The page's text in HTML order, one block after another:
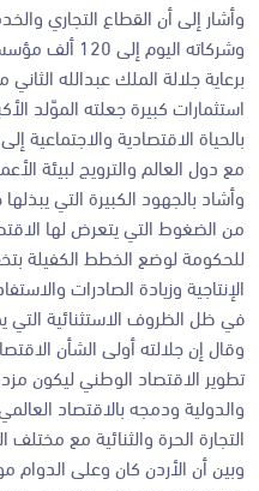
وأشار إلى أن القطاع التجاري
وشركاته
برعاية جلالة الملك عبدالله
استثمارات كبيرة جعلته الموّلد
بالحياة الاقتصادية والاجتماعية
مع دول العالم والترويج لبيئة
وأشاد بالجهود الكبيرة التي
من الضغوط التي يتعرض لها
للحكومة لوضع الخطط الكفيلة
الإنتاجية وزيادة الصادرات
في ظل الظروف الاستثنائية التي
وقال إن جلالته أولى الشأن
تطوير الاقتصاد الوطني ليكون
والدولية ودمجه بالاقتصاد
التجارة الحرة والثنائية مع مختلف
وبين أن الأردن كان وعلى الدوام